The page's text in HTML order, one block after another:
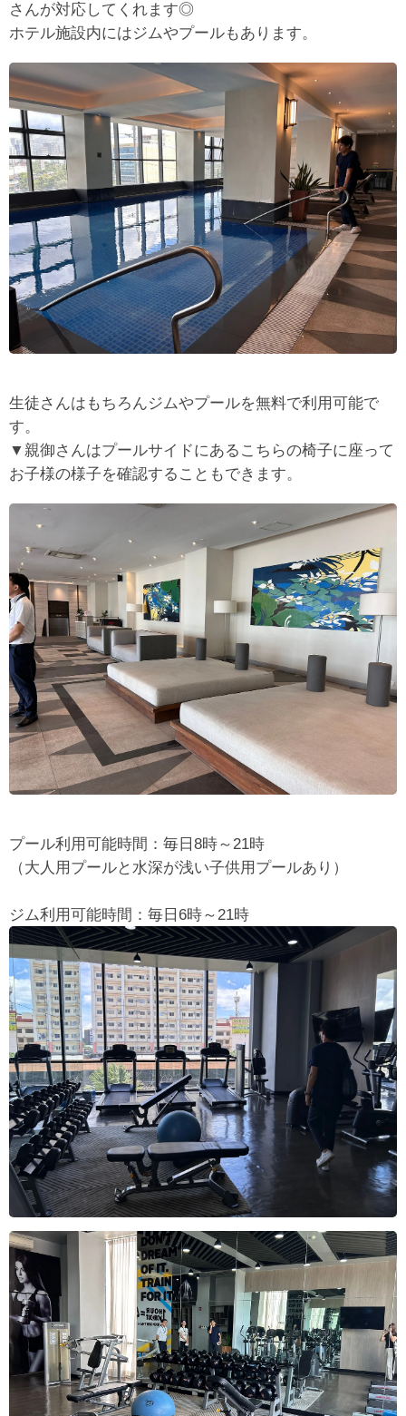
さんが対応してくれます◎
ホテル施設内にはジムやプールもあります。
生徒さんはもちろんジムやプールを無料で利用可能で
す。
▼親御さんはプールサイドにあるこちらの椅子に座って
お子様の様子を確認することもできます。
プール利用可能時間：毎日8時～21時
（大人用プールと水深が浅い子供用プールあり）
ジム利用可能時間：毎日6時～21時